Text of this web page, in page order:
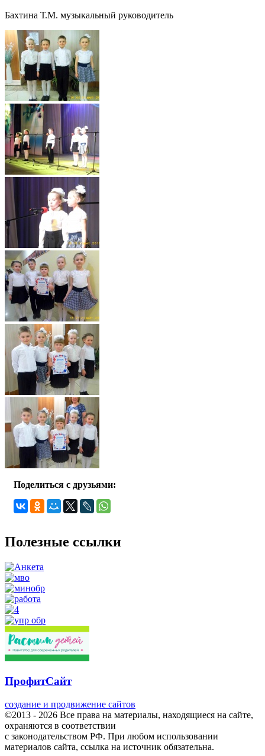
Бахтина Т.М. музыкальный руководитель
Поделиться с друзьями:
Полезные ссылки
ПрофитСайт
создание и продвижение сайтов
©2013 - 2026 Все права на материалы, находящиеся на сайте,
охраняются в соответствии
с законодательством РФ. При любом использовании
материалов сайта, ссылка на источник обязательна.